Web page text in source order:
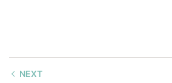
NEXT